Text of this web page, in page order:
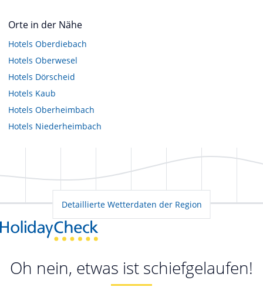
Orte in der Nähe
Hotels Oberdiebach
Hotels Oberwesel
Hotels Dörscheid
Hotels Kaub
Hotels Oberheimbach
Hotels Niederheimbach
Detaillierte Wetterdaten der Region
Oh nein, etwas ist schiefgelaufen!